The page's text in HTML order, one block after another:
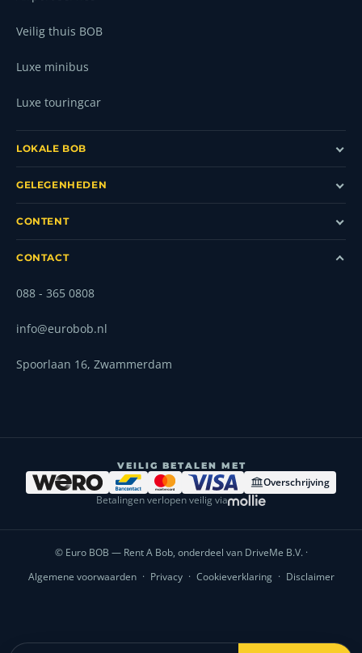
Veilig thuis BOB
Luxe minibus
Luxe touringcar
LOKALE BOB
GELEGENHEDEN
CONTENT
CONTACT
088 - 365 0808
info@eurobob.nl
Spoorlaan 16, Zwammerdam
VEILIG BETALEN MET
Overschrijving
Betalingen verlopen veilig via
© Euro BOB — Rent A Bob, onderdeel van DriveMe B.V. ·
Algemene voorwaarden · Privacy · Cookieverklaring · Disclaimer